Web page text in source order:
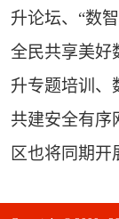
升论坛、“数
全民共享美好
升专题培训、
共建安全有序
区也将同期开